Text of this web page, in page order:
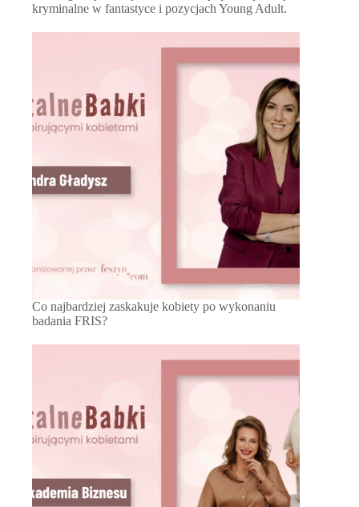
kryminalne w fantastyce i pozycjach Young Adult.
Co najbardziej zaskakuje kobiety po wykonaniu
badania FRIS?